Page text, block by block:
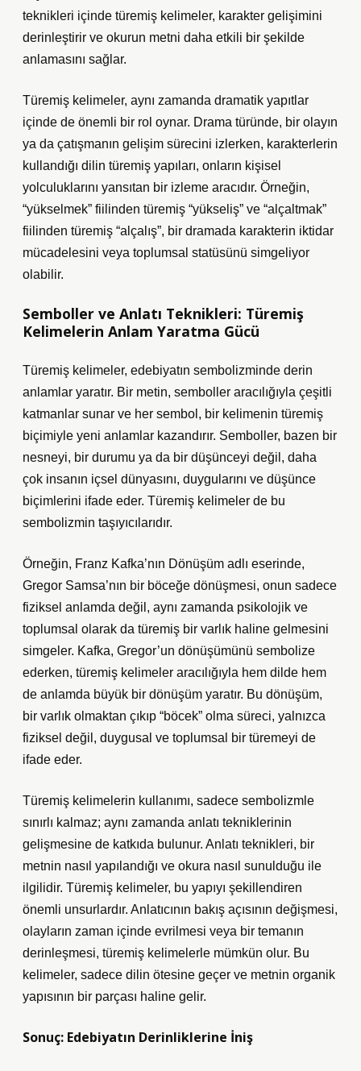
teknikleri içinde türemiş kelimeler, karakter gelişimini
derinleştirir ve okurun metni daha etkili bir şekilde
anlamasını sağlar.
Türemiş kelimeler, aynı zamanda dramatik yapıtlar
içinde de önemli bir rol oynar. Drama türünde, bir olayın
ya da çatışmanın gelişim sürecini izlerken, karakterlerin
kullandığı dilin türemiş yapıları, onların kişisel
yolculuklarını yansıtan bir izleme aracıdır. Örneğin,
“yükselmek” fiilinden türemiş “yükseliş” ve “alçaltmak”
fiilinden türemiş “alçalış”, bir dramada karakterin iktidar
mücadelesini veya toplumsal statüsünü simgeliyor
olabilir.
Semboller ve Anlatı Teknikleri: Türemiş
Kelimelerin Anlam Yaratma Gücü
Türemiş kelimeler, edebiyatın sembolizminde derin
anlamlar yaratır. Bir metin, semboller aracılığıyla çeşitli
katmanlar sunar ve her sembol, bir kelimenin türemiş
biçimiyle yeni anlamlar kazandırır. Semboller, bazen bir
nesneyi, bir durumu ya da bir düşünceyi değil, daha
çok insanın içsel dünyasını, duygularını ve düşünce
biçimlerini ifade eder. Türemiş kelimeler de bu
sembolizmin taşıyıcılarıdır.
Örneğin, Franz Kafka’nın Dönüşüm adlı eserinde,
Gregor Samsa’nın bir böceğe dönüşmesi, onun sadece
fiziksel anlamda değil, aynı zamanda psikolojik ve
toplumsal olarak da türemiş bir varlık haline gelmesini
simgeler. Kafka, Gregor’un dönüşümünü sembolize
ederken, türemiş kelimeler aracılığıyla hem dilde hem
de anlamda büyük bir dönüşüm yaratır. Bu dönüşüm,
bir varlık olmaktan çıkıp “böcek” olma süreci, yalnızca
fiziksel değil, duygusal ve toplumsal bir türemeyi de
ifade eder.
Türemiş kelimelerin kullanımı, sadece sembolizmle
sınırlı kalmaz; aynı zamanda anlatı tekniklerinin
gelişmesine de katkıda bulunur. Anlatı teknikleri, bir
metnin nasıl yapılandığı ve okura nasıl sunulduğu ile
ilgilidir. Türemiş kelimeler, bu yapıyı şekillendiren
önemli unsurlardır. Anlatıcının bakış açısının değişmesi,
olayların zaman içinde evrilmesi veya bir temanın
derinleşmesi, türemiş kelimelerle mümkün olur. Bu
kelimeler, sadece dilin ötesine geçer ve metnin organik
yapısının bir parçası haline gelir.
Sonuç: Edebiyatın Derinliklerine İniş